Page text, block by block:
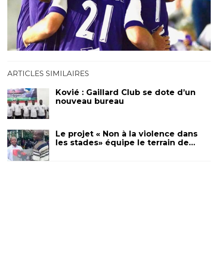
ARTICLES SIMILAIRES
Kovié : Gaillard Club se dote d’un
nouveau bureau
Le projet « Non à la violence dans
les stades» équipe le terrain de…